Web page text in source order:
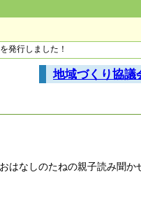
発行しました！
地域づくり協議
なしのたねの親子読み聞か